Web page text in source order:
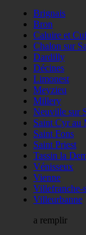
Brignais
Bron
Caluire et
Chalon sur
Dardilly
Décines
Limonest
Meyzieu
Millery
Neuville sur
Saint Cyr au
Saint Fons
Saint Priest
Tassin la
Vénisseux
Vienne
Villefranche-
Villeurbanne
a remplir